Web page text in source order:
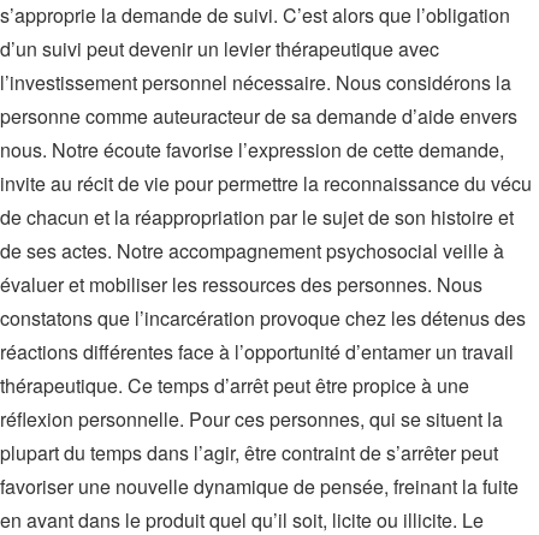
s’approprie la demande de suivi. C’est alors que l’obligation
d’un suivi peut devenir un levier thérapeutique avec
l’investissement personnel nécessaire. Nous considérons la
personne comme auteuracteur de sa demande d’aide envers
nous. Notre écoute favorise l’expression de cette demande,
invite au récit de vie pour permettre la reconnaissance du vécu
de chacun et la réappropriation par le sujet de son histoire et
de ses actes. Notre accompagnement psychosocial veille à
évaluer et mobiliser les ressources des personnes. Nous
constatons que l’incarcération provoque chez les détenus des
réactions différentes face à l’opportunité d’entamer un travail
thérapeutique. Ce temps d’arrêt peut être propice à une
réflexion personnelle. Pour ces personnes, qui se situent la
plupart du temps dans l’agir, être contraint de s’arrêter peut
favoriser une nouvelle dynamique de pensée, freinant la fuite
en avant dans le produit quel qu’il soit, licite ou illicite. Le